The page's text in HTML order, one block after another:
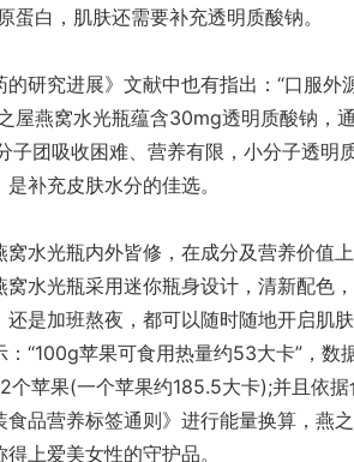
蛋白，肌肤还需要补充透明质酸钠。
究进展》文献中也有指出：“口服外
屋燕窝水光瓶蕴含30mg透明质酸钠，
子团吸收困难、营养有限，小分子透明
补充皮肤水分的佳选。
光瓶内外皆修，在成分及营养价值
水光瓶采用迷你瓶身设计，清新配色
是加班熬夜，都可以随时随地开启肌
：“100g苹果可食用热量约53大卡”，数
苹果(一个苹果约185.5大卡);并且依
食品营养标签通则》进行能量换算，燕
上爱美女性的守护品。